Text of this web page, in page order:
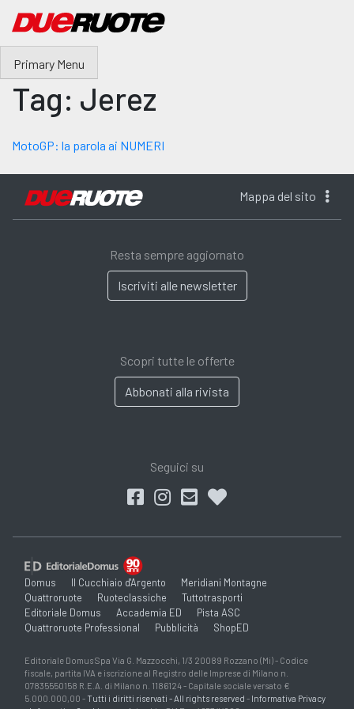
content
Primary Menu
Tag: Jerez
MotoGP: la parola ai NUMERI
Mappa del sito
Resta sempre aggiornato
Iscriviti alle newsletter
Scopri tutte le offerte
Abbonati alla rivista
Seguici su
Domus Il Cucchiaio d'Argento
Meridiani Montagne
Quattroruote
Ruoteclassiche
Tuttotrasporti
Editoriale Domus
Accademia ED
Pista ASC
Quattroruote Professional
Pubblicità ShopED
Editoriale Domus Spa Via G. Mazzocchi, 1/3 20089 Rozzano (Mi) - Codice
fiscale, partita IVA e iscrizione al Registro delle Imprese di Milano n.
07835550158 R.E.A. di Milano n. 1186124 - Capitale sociale versato €
5.000.000,00 - Tutti i diritti riservati - All rights reserved - Informativa Privacy